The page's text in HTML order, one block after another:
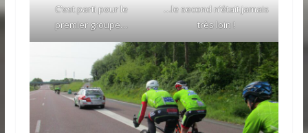
C’est parti pour le
premier groupe…
…le second n’était jamais
très loin !